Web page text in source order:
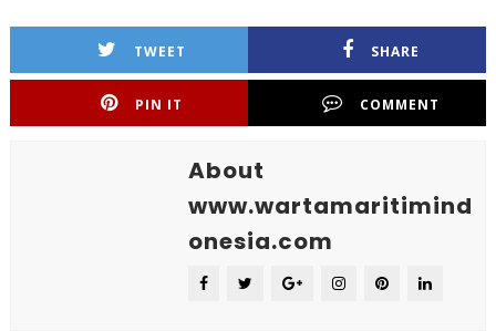
TWEET SHARE
PIN IT COMMENT
About
www.wartamaritimind
onesia.com